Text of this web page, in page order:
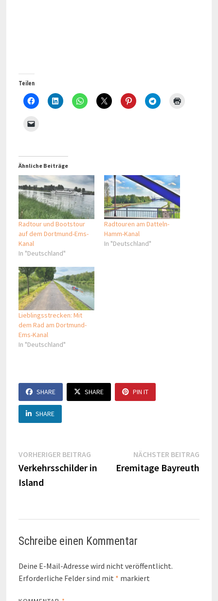
Teilen
Ähnliche Beiträge
Radtour und Bootstour
auf dem Dortmund-Ems-
Kanal
In "Deutschland"
Radtouren am Datteln-
Hamm-Kanal
In "Deutschland"
Lieblingsstrecken: Mit
dem Rad am Dortmund-
Ems-Kanal
In "Deutschland"
SHARE SHARE PIN IT
SHARE
Beitragsnavigation
VORHERIGER BEITRAGVorheriger
Beitrag:
Verkehrsschilder in
Island
NÄCHSTER BEITRAG
Eremitage Bayreuth
Schreibe einen Kommentar
Deine E-Mail-Adresse wird nicht veröffentlicht.
Erforderliche Felder sind mit * markiert